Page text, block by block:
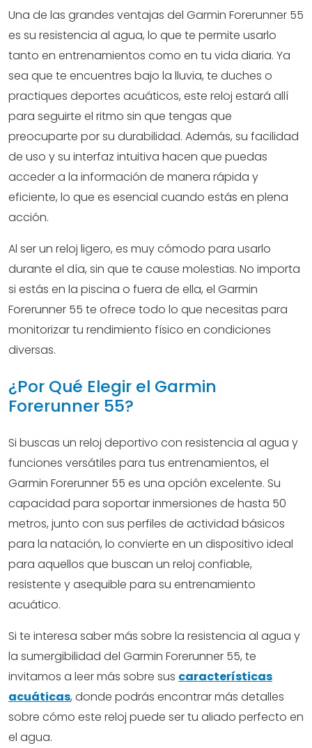
Una de las grandes ventajas del Garmin Forerunner 55
es su resistencia al agua, lo que te permite usarlo
tanto en entrenamientos como en tu vida diaria. Ya
sea que te encuentres bajo la lluvia, te duches o
practiques deportes acuáticos, este reloj estará allí
para seguirte el ritmo sin que tengas que
preocuparte por su durabilidad. Además, su facilidad
de uso y su interfaz intuitiva hacen que puedas
acceder a la información de manera rápida y
eficiente, lo que es esencial cuando estás en plena
acción.
Al ser un reloj ligero, es muy cómodo para usarlo
durante el día, sin que te cause molestias. No importa
si estás en la piscina o fuera de ella, el Garmin
Forerunner 55 te ofrece todo lo que necesitas para
monitorizar tu rendimiento físico en condiciones
diversas.
¿Por Qué Elegir el Garmin
Forerunner 55?
Si buscas un reloj deportivo con resistencia al agua y
funciones versátiles para tus entrenamientos, el
Garmin Forerunner 55 es una opción excelente. Su
capacidad para soportar inmersiones de hasta 50
metros, junto con sus perfiles de actividad básicos
para la natación, lo convierte en un dispositivo ideal
para aquellos que buscan un reloj confiable,
resistente y asequible para su entrenamiento
acuático.
Si te interesa saber más sobre la resistencia al agua y
la sumergibilidad del Garmin Forerunner 55, te
invitamos a leer más sobre sus características
acuáticas, donde podrás encontrar más detalles
sobre cómo este reloj puede ser tu aliado perfecto en
el agua.